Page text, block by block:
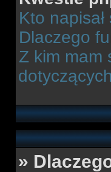
Kto
Dlaczego
Z kim mam
»